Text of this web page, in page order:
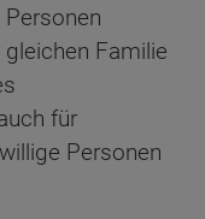
Personen
Familie
für
Personen